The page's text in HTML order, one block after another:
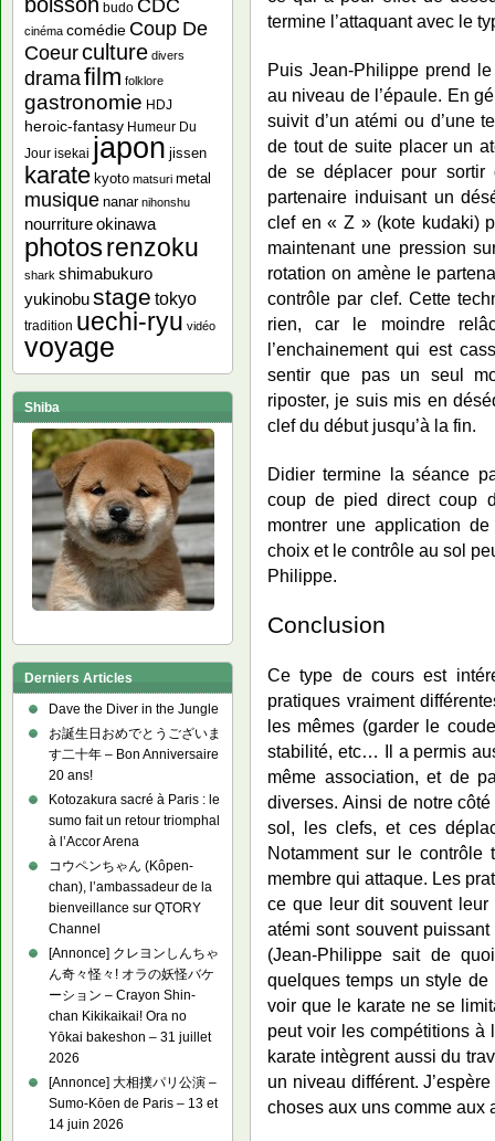
termine l’attaquant avec le
Puis Jean-Philippe prend
au niveau de l’épaule. En
suivit d’un atémi ou d’une
de tout de suite placer un
de se déplacer pour sortir
partenaire induisant un
clef en « Z » (kote kudaki)
maintenant une pression
rotation on amène le
contrôle par clef. Cette
rien, car le moindre
l’enchainement qui est
sentir que pas un seul
riposter, je suis mis en
clef du début jusqu’à la fin.
Didier termine la séance
coup de pied direct coup
montrer une application
choix et le contrôle au sol
Philippe.
Conclusion
Ce type de cours est
pratiques vraiment
les mêmes (garder le
stabilité, etc… Il a permis
même association, et de
diverses. Ainsi de notre
sol, les clefs, et ces
Notamment sur le
membre qui attaque. Les
ce que leur dit souvent
atémi sont souvent
(Jean-Philippe sait de
quelques temps un style
voir que le karate ne se
peut voir les compétitions à
karate intègrent aussi du
un niveau différent.
choses aux uns comme aux
budo CDC
cinéma comédie Coup De
Coeurculture divers
dramafilm folklore
gastronomie HDJ
heroic-fantasy Humeur Du
Jour isekai japon jissen
karate kyoto matsuri metal
musique nanar nihonshu
nourritureokinawa
photosrenzoku
shark shimabukuro
yukinobustage tokyo
tradition uechi-ryu vidéo
voyage
Shiba
Derniers Articles
Dave the Diver in the Jungle
お誕生日おめでとうございま
す二十年 – Bon Anniversaire
20 ans!
Kotozakura sacré à Paris : le
sumo fait un retour triomphal
à l’Accor Arena
コウペンちゃん (Kôpen-
chan), l’ambassadeur de la
bienveillance sur QTORY
Channel
[Annonce] クレヨンしんちゃ
ん奇々怪々! オラの妖怪バケ
ーション – Crayon Shin-
chan Kikikaikai! Ora no
Yōkai bakeshon – 31 juillet
2026
[Annonce] 大相撲パリ公演 –
Sumo-Kōen de Paris – 13 et
14 juin 2026